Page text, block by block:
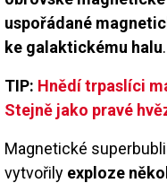
uspořádané
ke galaktickému halu.
TIP: Hnědí trpaslíci
Stejně jako pravé
Magnetické
vytvořily exploze